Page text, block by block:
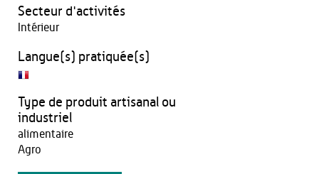
Secteur d'activités
Intérieur
Langue(s) pratiquée(s)
Type de produit artisanal ou
industriel
alimentaire
Agro